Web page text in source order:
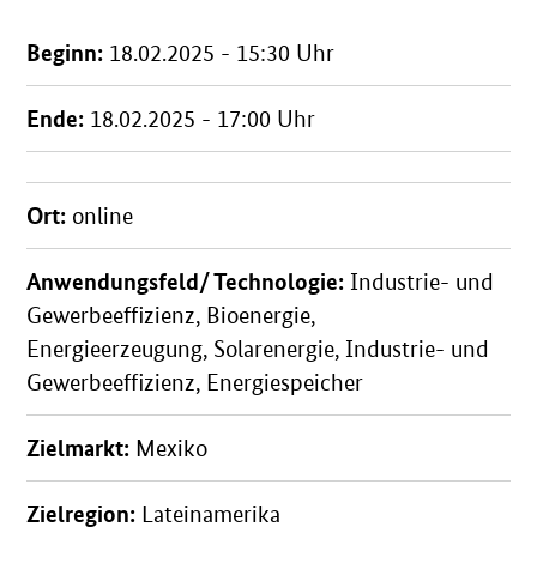
Beginn: 18.02.2025 - 15:30 Uhr
Ende: 18.02.2025 - 17:00 Uhr
Ort: online
Anwendungsfeld/ Technologie: Industrie- und
Gewerbeeffizienz, Bioenergie,
Energieerzeugung, Solarenergie, Industrie- und
Gewerbeeffizienz, Energiespeicher
Zielmarkt: Mexiko
Zielregion: Lateinamerika